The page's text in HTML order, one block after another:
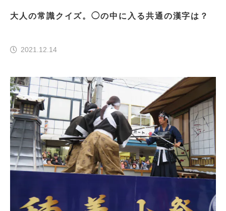
大人の常識クイズ。◯の中に入る共通の漢字は？
2021.12.14